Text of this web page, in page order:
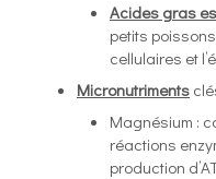
Acides gras
petits
cellulaires et
Micronutriments
Magnésium :
réactions
production